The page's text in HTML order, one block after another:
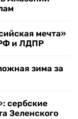
мечта»
и ЛДПР
зима за
сербские
Зеленского